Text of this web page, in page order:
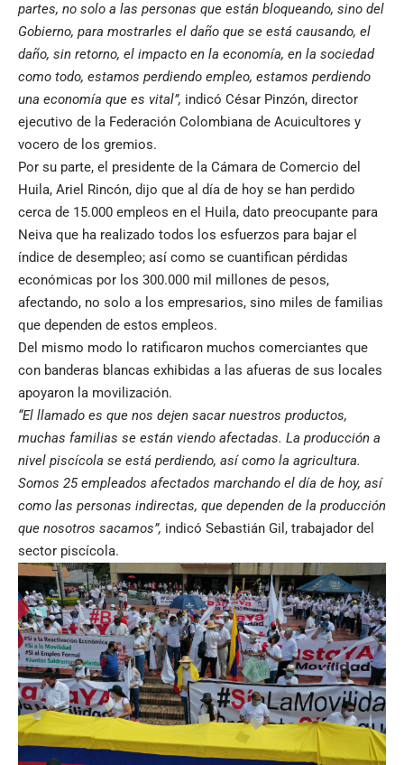
partes, no solo a las personas que están bloqueando, sino del
Gobierno, para mostrarles el daño que se está causando, el
daño, sin retorno, el impacto en la economía, en la sociedad
como todo, estamos perdiendo empleo, estamos perdiendo
una economía que es vital”, indicó César Pinzón, director
ejecutivo de la Federación Colombiana de Acuicultores y
vocero de los gremios.
Por su parte, el presidente de la Cámara de Comercio del
Huila, Ariel Rincón, dijo que al día de hoy se han perdido
cerca de 15.000 empleos en el Huila, dato preocupante para
Neiva que ha realizado todos los esfuerzos para bajar el
índice de desempleo; así como se cuantifican pérdidas
económicas por los 300.000 mil millones de pesos,
afectando, no solo a los empresarios, sino miles de familias
que dependen de estos empleos.
Del mismo modo lo ratificaron muchos comerciantes que
con banderas blancas exhibidas a las afueras de sus locales
apoyaron la movilización.
“El llamado es que nos dejen sacar nuestros productos,
muchas familias se están viendo afectadas. La producción a
nivel piscícola se está perdiendo, así como la agricultura.
Somos 25 empleados afectados marchando el día de hoy, así
como las personas indirectas, que dependen de la producción
que nosotros sacamos”, indicó Sebastián Gil, trabajador del
sector piscícola.